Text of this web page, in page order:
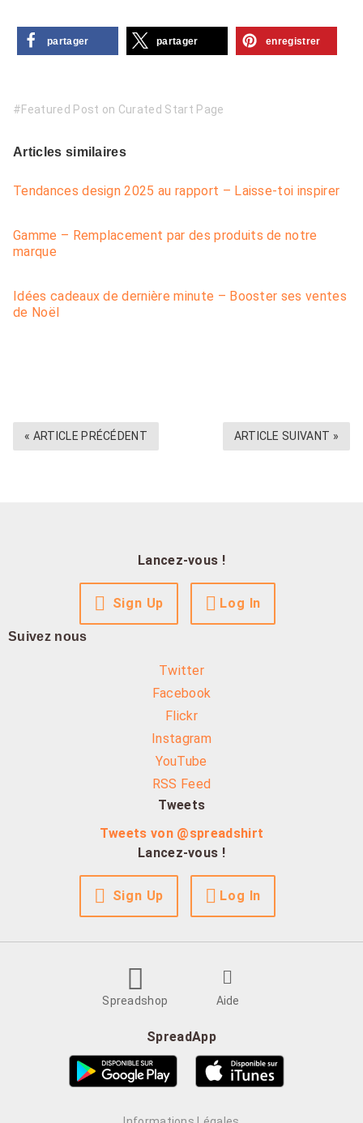
partager partager enregistrer
Featured Post on Curated Start Page
Articles similaires
Tendances design 2025 au rapport – Laisse-toi inspirer
Gamme – Remplacement par des produits de notre
marque
Idées cadeaux de dernière minute – Booster ses ventes
de Noël
ARTICLE SUIVANT »
« ARTICLE PRÉCÉDENT
Lancez-vous !
Sign Up Log In
Suivez nous
Twitter
Facebook
Flickr
Instagram
YouTube
RSS Feed
Tweets
Tweets von @spreadshirt
Lancez-vous !
Sign Up Log In
Spreadshop Aide
SpreadApp